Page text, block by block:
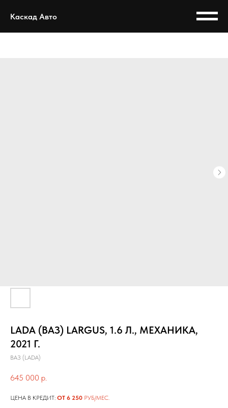
Каскад Авто
LADA (ВАЗ) LARGUS, 1.6 Л., МЕХАНИКА,
2021 Г.
ВАЗ (LADA)
645 000 р.
ЦЕНА В КРЕДИТ: ОТ 6 250 РУБ/МЕС.